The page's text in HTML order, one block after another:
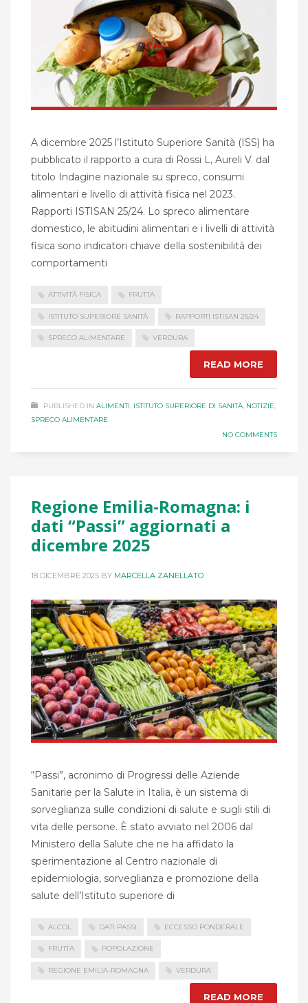
A dicembre 2025 l’Istituto Superiore Sanità (ISS) ha
pubblicato il rapporto a cura di Rossi L, Aureli V. dal
titolo Indagine nazionale su spreco, consumi
alimentari e livello di attività fisica nel 2023.
Rapporti ISTISAN 25/24. Lo spreco alimentare
domestico, le abitudini alimentari e i livelli di attività
fisica sono indicatori chiave della sostenibilità dei
comportamenti
ATTIVITÀ FISICA FRUTTA
ISTITUTO SUPERIORE SANITÀ RAPPORTI ISTISAN 25/24
SPRECO ALIMENTARE VERDURA
READ MORE
PUBLISHED IN ALIMENTI, ISTITUTO SUPERIORE DI SANITÀ, NOTIZIE,
SPRECO ALIMENTARE
NO COMMENTS
Regione Emilia-Romagna: i
dati “Passi” aggiornati a
dicembre 2025
18 DICEMBRE 2025 BY MARCELLA ZANELLATO
“Passi”, acronimo di Progressi delle Aziende
Sanitarie per la Salute in Italia, è un sistema di
sorveglianza sulle condizioni di salute e sugli stili di
vita delle persone. È stato avviato nel 2006 dal
Ministero della Salute che ne ha affidato la
sperimentazione al Centro nazionale di
epidemiologia, sorveglianza e promozione della
salute dell’Istituto superiore di
ALCOL DATI PASSI ECCESSO PONDERALE
FRUTTA POPOLAZIONE
REGIONE EMILIA-ROMAGNA VERDURA
READ MORE